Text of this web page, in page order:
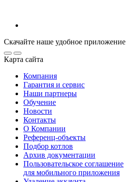
Скачайте наше удобное приложение
Карта сайта
Компания
Гарантия и сервис
Наши партнеры
Обучение
Новости
Контакты
О Компании
Референц-объекты
Подбор котлов
Архив документации
Пользовательское соглашение
для мобильного приложения